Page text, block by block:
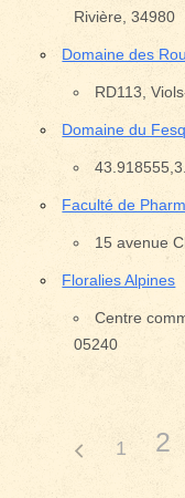
Rivière, 34980
Domaine des
RD113,
Domaine du
Faculté de
15 avenue
Floralies Alpines
Centre
05240
1 2